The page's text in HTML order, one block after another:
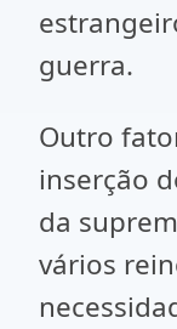
guerra.
Outro
inserção
da
vários